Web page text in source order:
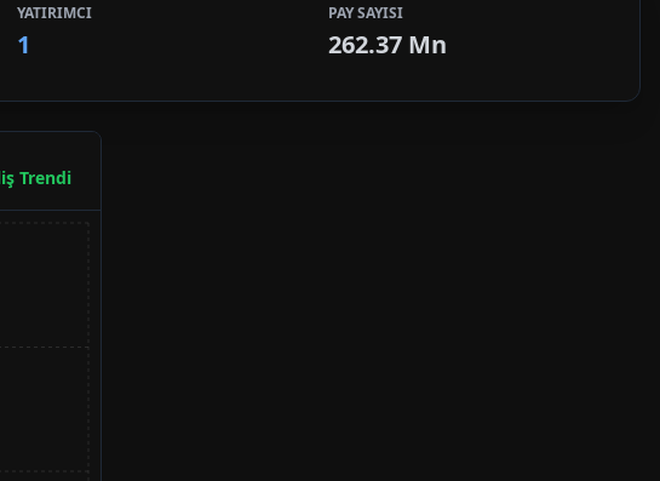
YATIRIMCI
1
PAY SAYISI
262.37 Mn
Trendi